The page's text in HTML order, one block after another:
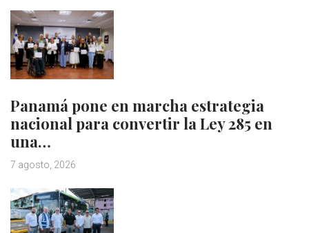
Panamá pone en marcha estrategia
nacional para convertir la Ley 285 en
una…
7 agosto, 2026